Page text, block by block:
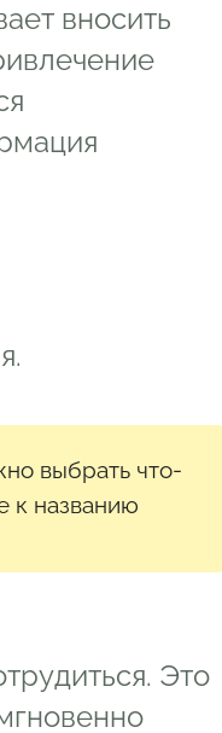
вносить
выбрать что-
к названию
Это